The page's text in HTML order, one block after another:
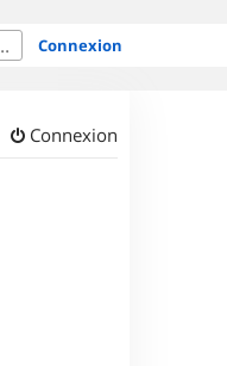
Connexion
Connexion